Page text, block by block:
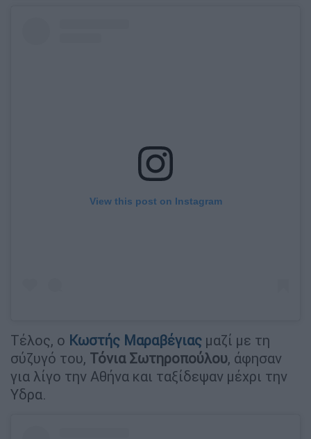
View this post on Instagram
Τέλος, ο Κωστής Μαραβέγιας μαζί με τη
σύζυγό του, Τόνια Σωτηροπούλου, άφησαν
για λίγο την Αθήνα και ταξίδεψαν μέχρι την
Υδρα.